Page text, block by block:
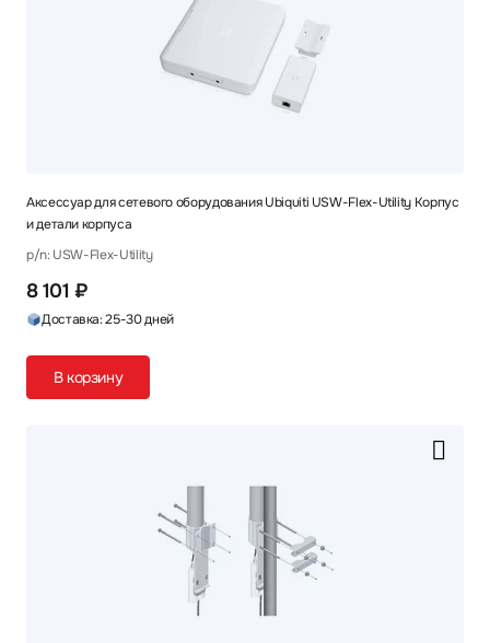
Аксессуар для сетевого оборудования Ubiquiti USW-Flex-Utility Корпус
и детали корпуса
p/n: USW-Flex-Utility
8 101 ₽
Доставка: 25-30 дней
В корзину